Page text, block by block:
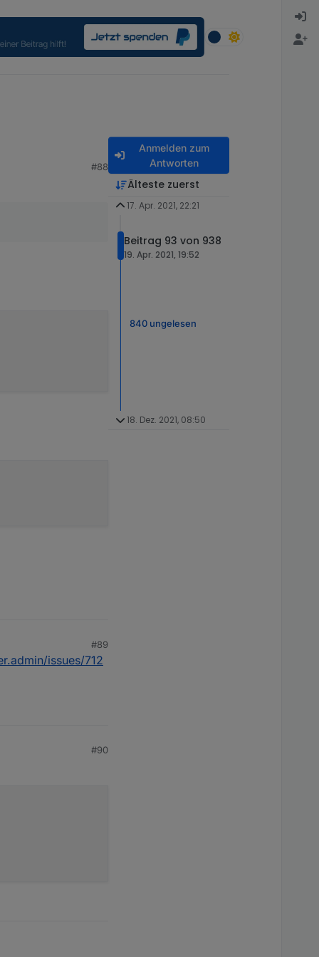
#88
#89
issues/712
#90
Anmelden zum
Antworten
Älteste zuerst
17. Apr. 2021, 22:21
Beitrag 93 von 938
19. Apr. 2021, 19:52
840 ungelesen
18. Dez. 2021, 08:50